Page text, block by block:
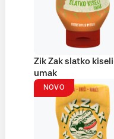
Zik Zak slatko kiseli
umak
NOVO